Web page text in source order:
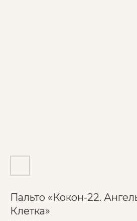
Пальто «Кокон-22.
Клетка»